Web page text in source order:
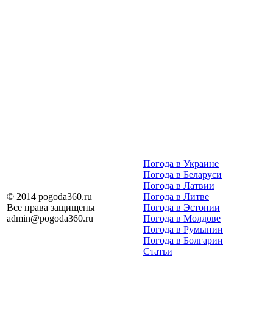
© 2014 pogoda360.ru
Все права защищены
admin@pogoda360.ru
Погода в Украине
Погода в Беларуси
Погода в Латвии
Погода в Литве
Погода в Эстонии
Погода в Молдове
Погода в Румынии
Погода в Болгарии
Статьи